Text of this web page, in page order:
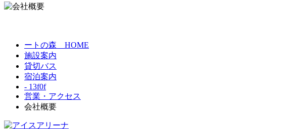
ートの森 HOME
施設案内
貸切バス
宿泊案内
- 13f0f
営業・アクセス
会社概要